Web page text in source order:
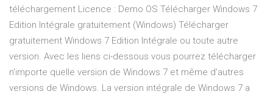
téléchargement Licence : Demo OS Télécharger Windows 7
Edition Intégrale gratuitement (Windows) Télécharger
gratuitement Windows 7 Edition Intégrale ou toute autre
version. Avec les liens ci-dessous vous pourrez télécharger
n’importe quelle version de Windows 7 et même d’autres
versions de Windows. La version intégrale de Windows 7 a